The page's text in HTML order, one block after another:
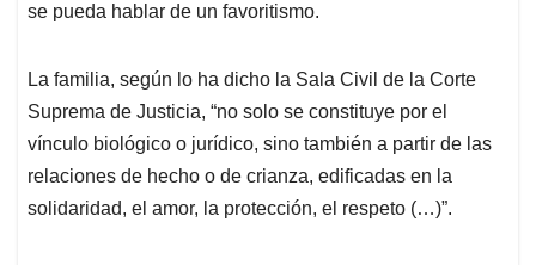
se pueda hablar de un favoritismo.
La familia, según lo ha dicho la Sala Civil de la Corte
Suprema de Justicia, “no solo se constituye por el
vínculo biológico o jurídico, sino también a partir de las
relaciones de hecho o de crianza, edificadas en la
solidaridad, el amor, la protección, el respeto (…)”.